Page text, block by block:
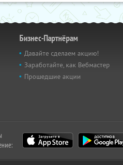
Бизнес-Партнёрам
Давайте сделаем акцию!
Заработайте, как Вебмастер
Прошедшие акции